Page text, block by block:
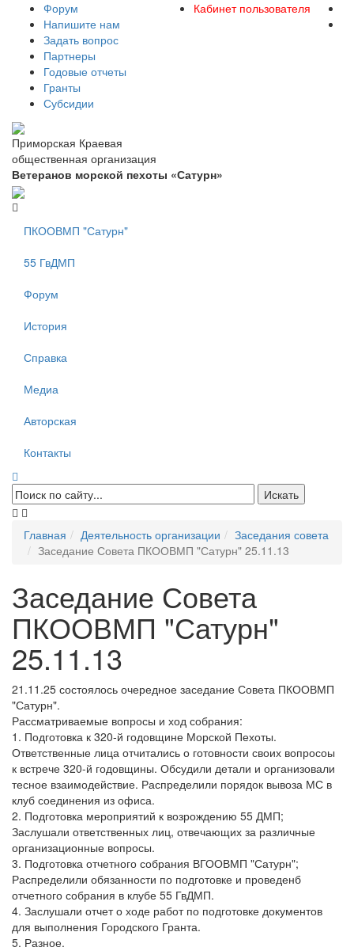
Форум
Напишите нам
Задать вопрос
Партнеры
Годовые отчеты
Гранты
Субсидии
Кабинет пользователя
Приморская Краевая
общественная организация
Ветеранов морской пехоты «Сатурн»
ПКООВМП "Сатурн"
55 ГвДМП
Форум
История
Справка
Медиа
Авторская
Контакты
Главная Деятельность организации
Заседания совета
Заседание Совета ПКООВМП "Сатурн" 25.11.13
Заседание Совета
ПКООВМП "Сатурн"
25.11.13
21.11.25 состоялось очередное заседание Совета ПКООВМП
"Сатурн".
Рассматриваемые вопросы и ход собрания:
1. Подготовка к 320-й годовщине Морской Пехоты.
Ответственные лица отчитались о готовности своих вопросоы
к встрече 320-й годовщины. Обсудили детали и организовали
тесное взаимодействие. Распределили порядок вывоза МС в
клуб соединения из офиса.
2. Подготовка мероприятий к возрождению 55 ДМП;
Заслушали ответственных лиц, отвечающих за различные
организационные вопросы.
3. Подготовка отчетного собрания ВГООВМП "Сатурн";
Распределили обязанности по подготовке и проведенб
отчетного собрания в клубе 55 ГвДМП.
4. Заслушали отчет о ходе работ по подготовке документов
для выполнения Городского Гранта.
5. Разное.